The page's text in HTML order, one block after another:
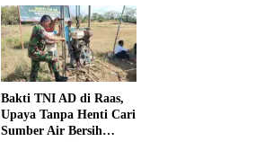
Bakti TNI AD di Raas,
Upaya Tanpa Henti Cari
Sumber Air Bersih